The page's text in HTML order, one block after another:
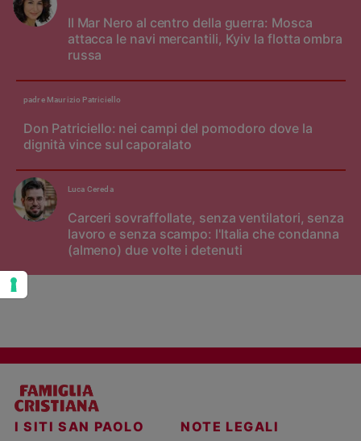
Registrati
Redazione
Social
Il Mar Nero al centro della guerra: Mosca
attacca le navi mercantili, Kyiv la flotta ombra
russa
Don Patriciello: nei campi del pomodoro dove la
dignità vince sul caporalato
padre Maurizio Patriciello
Carceri sovraffollate, senza ventilatori, senza
lavoro e senza scampo: l'Italia che condanna
(almeno) due volte i detenuti
Luca Cereda
I SITI SAN PAOLO NOTE LEGALI